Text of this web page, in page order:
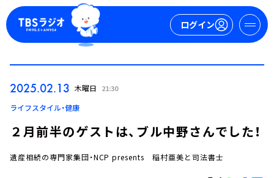
ログイン
ログイン
2025.02.13 木曜日 21:30
ライフスタイル・健康
２月前半のゲストは、ブル中野さんでした！
遺産相続の専門家集団・NCP presents 稲村亜美と司法書士